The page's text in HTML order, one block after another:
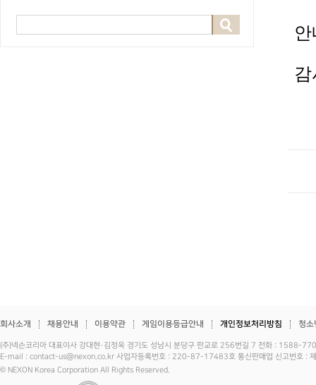
회사소개 채용안내 이용약관 게임이용등급안내 개인정보처리방침 청소
(주)넥슨코리아 대표이사 강대현·김정욱 경기도 성남시 분당구 판교로 256번길 7 전화 :
E-mail : contact-us@nexon.co.kr 사업자등록번호 : 220-87-17483호 통신판매업 신고번호 :
© NEXON Korea Corporation All Rights Reserved.